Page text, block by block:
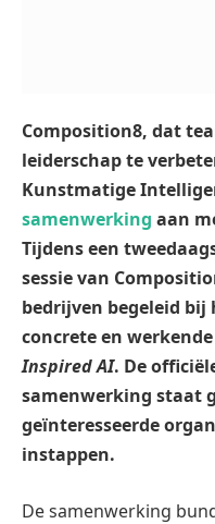
Composition8, dat
leiderschap te
Kunstmatige
samenwerking aan
Tijdens een
sessie van
bedrijven begeleid
concrete en
Inspired AI. De
samenwerking staat
geïnteresseerde
instappen.
De samenwerking